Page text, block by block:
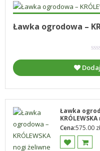
Dodaj do koszyka
Ławka ogrodowa –
Ławka
Cena:575.00 zł